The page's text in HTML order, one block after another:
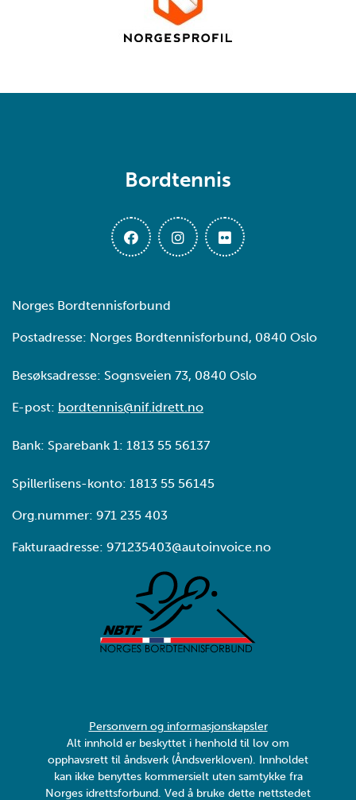
Bordtennis
Norges Bordtennisforbund
Postadresse: Norges Bordtennisforbund, 0840 Oslo
Besøksadresse: Sognsveien 73, 0840 Oslo
E-post: bordtennis@nif.idrett.no
Bank: Sparebank 1: 1813 55 56137
Spillerlisens-konto: 1813 55 56145
Org.nummer: 971 235 403
Fakturaadresse: 971235403@autoinvoice.no
Personvern og informasjonskapsler
Alt innhold er beskyttet i henhold til lov om
opphavsrett til åndsverk (Åndsverkloven). Innholdet
kan ikke benyttes kommersielt uten samtykke fra
Norges idrettsforbund. Ved å bruke dette nettstedet